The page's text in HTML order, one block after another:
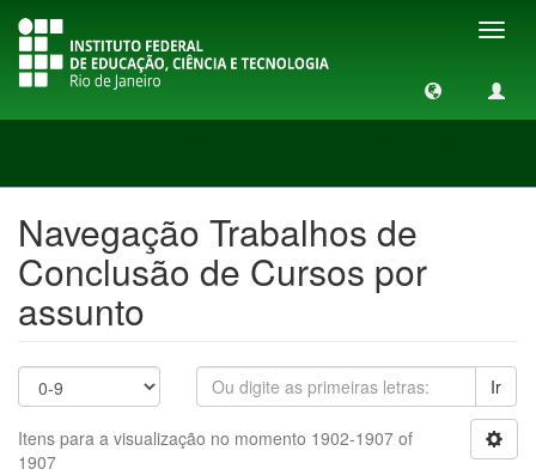
Navegação Trabalhos de
Conclusão de Cursos por
assunto
Ir
Itens para a visualização no momento 1902-1907 of
1907